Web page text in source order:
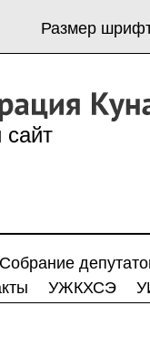
Размер
Собрание
УЖКХСЭ